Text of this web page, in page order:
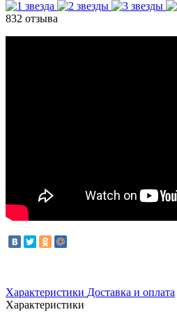
832 отзыва
Характеристики Доставка и оплата
Характеристики